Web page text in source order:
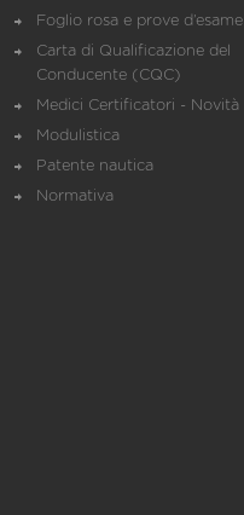
Foglio rosa e prove d’esame
Carta di Qualificazione del
Conducente (CQC)
Medici Certificatori - Novità
Modulistica
Patente nautica
Normativa